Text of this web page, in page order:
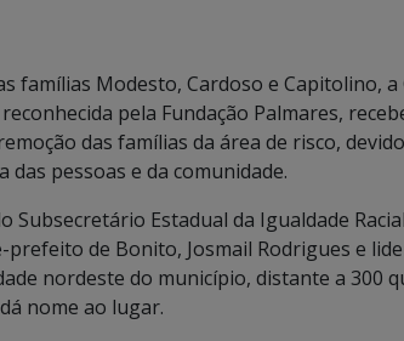
famílias Modesto, Cardoso e Capitolino, a
pela Fundação Palmares,
das famílias da área de risco,
pessoas e da comunidade.
Estadual da Igualdade
de Bonito, Josmail Rodrigues e
nordeste do município, distante a 300
nome ao lugar.